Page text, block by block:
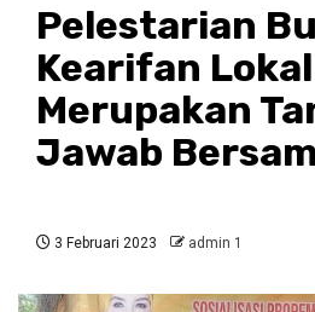
Pelestarian
Kearifan Lokal
Merupakan
Jawab
3 Februari 2023 admin 1